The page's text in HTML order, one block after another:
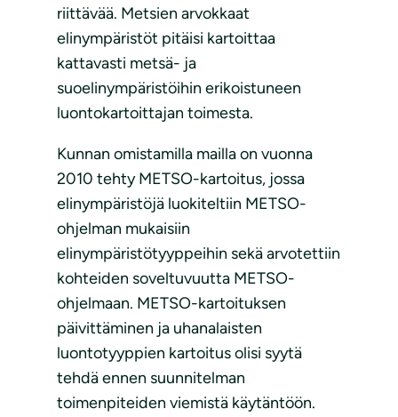
riittävää. Metsien arvokkaat
elinympäristöt pitäisi kartoittaa
kattavasti metsä- ja
suoelinympäristöihin erikoistuneen
luontokartoittajan toimesta.
Kunnan omistamilla mailla on vuonna
2010 tehty METSO-kartoitus, jossa
elinympäristöjä luokiteltiin METSO-
ohjelman mukaisiin
elinympäristötyyppeihin sekä arvotettiin
kohteiden soveltuvuutta METSO-
ohjelmaan. METSO-kartoituksen
päivittäminen ja uhanalaisten
luontotyyppien kartoitus olisi syytä
tehdä ennen suunnitelman
toimenpiteiden viemistä käytäntöön.